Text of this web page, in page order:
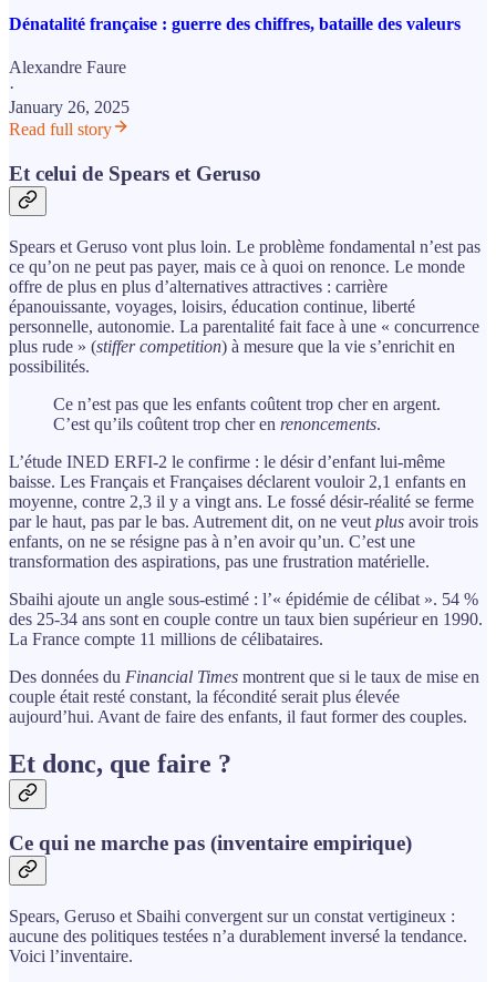
Dénatalité française : guerre des chiffres, bataille des valeurs
Alexandre Faure
·
January 26, 2025
Read full story
Et celui de Spears et Geruso
Spears et Geruso vont plus loin. Le problème fondamental n’est pas
ce qu’on ne peut pas payer, mais ce à quoi on renonce. Le monde
offre de plus en plus d’alternatives attractives : carrière
épanouissante, voyages, loisirs, éducation continue, liberté
personnelle, autonomie. La parentalité fait face à une « concurrence
plus rude » (stiffer competition) à mesure que la vie s’enrichit en
possibilités.
Ce n’est pas que les enfants coûtent trop cher en argent.
C’est qu’ils coûtent trop cher en renoncements.
L’étude INED ERFI-2 le confirme : le désir d’enfant lui-même
baisse. Les Français et Françaises déclarent vouloir 2,1 enfants en
moyenne, contre 2,3 il y a vingt ans. Le fossé désir-réalité se ferme
par le haut, pas par le bas. Autrement dit, on ne veut plus avoir trois
enfants, on ne se résigne pas à n’en avoir qu’un. C’est une
transformation des aspirations, pas une frustration matérielle.
Sbaihi ajoute un angle sous-estimé : l’« épidémie de célibat ». 54 %
des 25-34 ans sont en couple contre un taux bien supérieur en 1990.
La France compte 11 millions de célibataires.
Des données du Financial Times montrent que si le taux de mise en
couple était resté constant, la fécondité serait plus élevée
aujourd’hui. Avant de faire des enfants, il faut former des couples.
Et donc, que faire ?
Ce qui ne marche pas (inventaire empirique)
Spears, Geruso et Sbaihi convergent sur un constat vertigineux :
aucune des politiques testées n’a durablement inversé la tendance.
Voici l’inventaire.